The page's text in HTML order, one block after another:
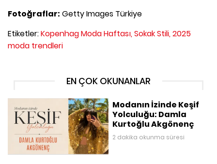
Fotoğraflar: Getty Images Türkiye
Etiketler:Kopenhag Moda Haftası,Sokak Stili,2025
moda trendleri
EN ÇOK OKUNANLAR
Modanın İzinde Keşif
Yolculuğu: Damla
Kurtoğlu Akgönenç
2 dakika okunma süresi